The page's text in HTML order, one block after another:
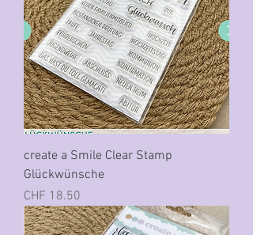
create a Smile Clear Stamp
Glückwünsche
Preis
CHF 18.50